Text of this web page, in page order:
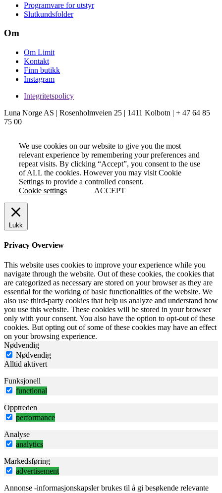
Programvare for utstyr
Slutkundsfolder
Om
Om Limit
Kontakt
Finn butikk
Instagram
Integritetspolicy
Luna Norge AS | Rosenholmveien 25 | 1411 Kolbotn | + 47 64 85
75 00
We use cookies on our website to give you the most
relevant experience by remembering your preferences and
repeat visits. By clicking “Accept”, you consent to the use
of ALL the cookies. However you may visit Cookie
Settings to provide a controlled consent.
Cookie settings
ACCEPT
Lukk
Privacy Overview
This website uses cookies to improve your experience while you
navigate through the website. Out of these cookies, the cookies that
are categorized as necessary are stored on your browser as they are
essential for the working of basic functionalities of the website. We
also use third-party cookies that help us analyze and understand how
you use this website. These cookies will be stored in your browser
only with your consent. You also have the option to opt-out of these
cookies. But opting out of some of these cookies may have an effect
on your browsing experience.
Nødvendig
Nødvendig
Alltid aktivert
Funksjonell
functional
Opptreden
performance
Analyse
analytics
Markedsføring
advertisement
Annonse -informasjonskapsler brukes til å gi besøkende relevante